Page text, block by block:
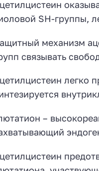
SH-группы,
механизм
связывать
легко
–